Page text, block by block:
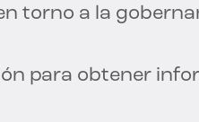
torno a la
para obtener